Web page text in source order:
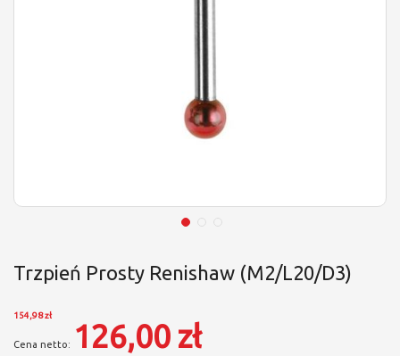
Trzpień Prosty Renishaw (M2/L20/D3)
154,98 zł
126,00 zł